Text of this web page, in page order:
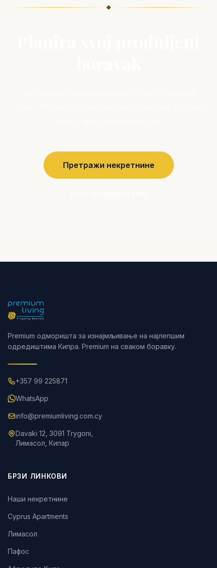
◆
Претражи некретнине
Premium одморишта за изнајмљивање на најлепшим
одредиштима Кипра. Premium на сваком боравку.
+357 99 225871
WhatsApp
info@premiumliving.com.cy
Davaki 12, 3091 Trygoni,
Лимасол, Кипар
БРЗИ ЛИНКОВИ
Наши некретнине
Cyprus Apartments
Лимасол
Пафос